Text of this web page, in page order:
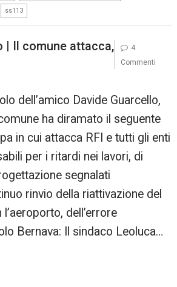
ss113
| Il comune attacca,
dell’amico Davide Guarcello,
ha diramato il seguente
in cui attacca RFI e tutti gli enti
per i ritardi nei lavori, di
segnalati
rinvio della riattivazione del
dell’errore
Bernava: Il sindaco Leoluca…
4
Commenti